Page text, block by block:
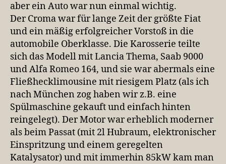
aber ein Auto war nun einmal wichtig.
Der Croma war für lange Zeit der größte Fiat
und ein mäßig erfolgreicher Vorstoß in die
automobile Oberklasse. Die Karosserie teilte
sich das Modell mit Lancia Thema, Saab 9000
und Alfa Romeo 164, und sie war abermals eine
Fließhecklimousine mit riesigem Platz (als ich
nach München zog haben wir z.B. eine
Spülmaschine gekauft und einfach hinten
reingelegt). Der Motor war erheblich moderner
als beim Passat (mit 2l Hubraum, elektronischer
Einspritzung und einem geregelten
Katalysator) und mit immerhin 85kW kam man